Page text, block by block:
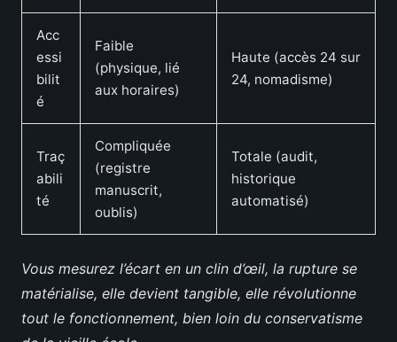
Acc
essi
bilit
é
Faible
(physique, lié
aux horaires)
Haute (accès 24 sur
24, nomadisme)
Traç
abili
té
Compliquée
(registre
manuscrit,
oublis)
Totale (audit,
historique
automatisé)
Vous mesurez l’écart en un clin d’œil, la rupture se
matérialise, elle devient tangible, elle révolutionne
tout le fonctionnement, bien loin du conservatisme